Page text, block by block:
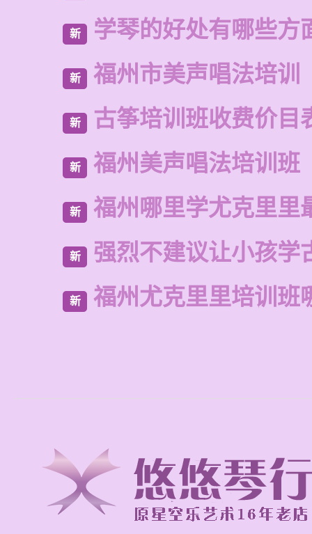
新 学琴的好处有哪些方
新 福州市美声唱法培训
新 古筝培训班收费价目
新 福州美声唱法培训班
新 福州哪里学尤克里里
新 强烈不建议让小孩学
新 福州尤克里里培训班